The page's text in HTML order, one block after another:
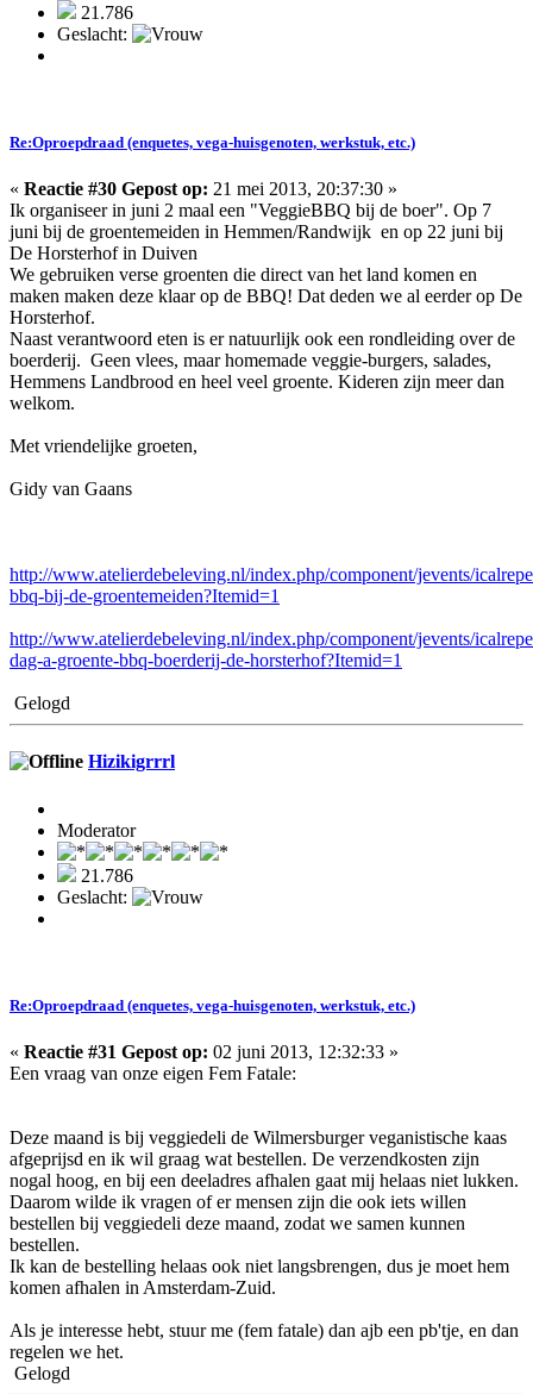
21.786
Geslacht:
Re:Oproepdraad (enquetes, vega-huisgenoten, werkstuk, etc.)
« Reactie #30 Gepost op: 21 mei 2013, 20:37:30 »
Ik organiseer in juni 2 maal een "VeggieBBQ bij de boer". Op 7
juni bij de groentemeiden in Hemmen/Randwijk en op 22 juni bij
De Horsterhof in Duiven
We gebruiken verse groenten die direct van het land komen en
maken maken deze klaar op de BBQ! Dat deden we al eerder op De
Horsterhof.
Naast verantwoord eten is er natuurlijk ook een rondleiding over de
boerderij. Geen vlees, maar homemade veggie-burgers, salades,
Hemmens Landbrood en heel veel groente. Kideren zijn meer dan
welkom.
Met vriendelijke groeten,
Gidy van Gaans
http://www.atelierdebeleving.nl/index.php/component/jevents/
bbq-bij-de-groentemeiden?Itemid=1
http://www.atelierdebeleving.nl/index.php/component/jevents/
dag-a-groente-bbq-boerderij-de-horsterhof?Itemid=1
Gelogd
Hizikigrrrl
Moderator
21.786
Geslacht:
Re:Oproepdraad (enquetes, vega-huisgenoten, werkstuk, etc.)
« Reactie #31 Gepost op: 02 juni 2013, 12:32:33 »
Een vraag van onze eigen Fem Fatale:
Deze maand is bij veggiedeli de Wilmersburger veganistische kaas
afgeprijsd en ik wil graag wat bestellen. De verzendkosten zijn
nogal hoog, en bij een deeladres afhalen gaat mij helaas niet lukken.
Daarom wilde ik vragen of er mensen zijn die ook iets willen
bestellen bij veggiedeli deze maand, zodat we samen kunnen
bestellen.
Ik kan de bestelling helaas ook niet langsbrengen, dus je moet hem
komen afhalen in Amsterdam-Zuid.
Als je interesse hebt, stuur me (fem fatale) dan ajb een pb'tje, en dan
regelen we het.
Gelogd